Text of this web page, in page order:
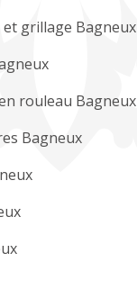
et grillage Bagneux
rouleau Bagneux
Bagneux